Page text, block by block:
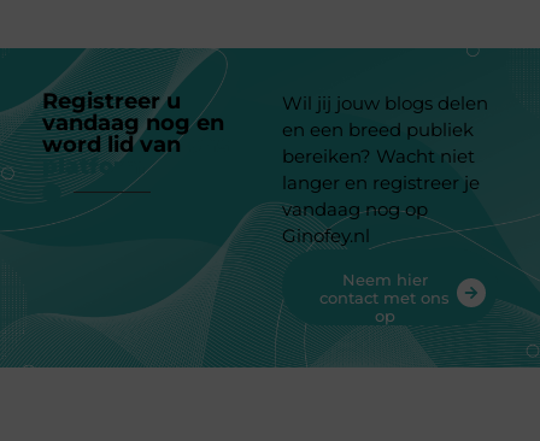
Registreer u
vandaag nog en
word lid van
platform
Wil jij jouw blogs delen
en een breed publiek
bereiken? Wacht niet
langer en registreer je
vandaag nog op
Ginofey.nl
Neem hier
contact met ons
op